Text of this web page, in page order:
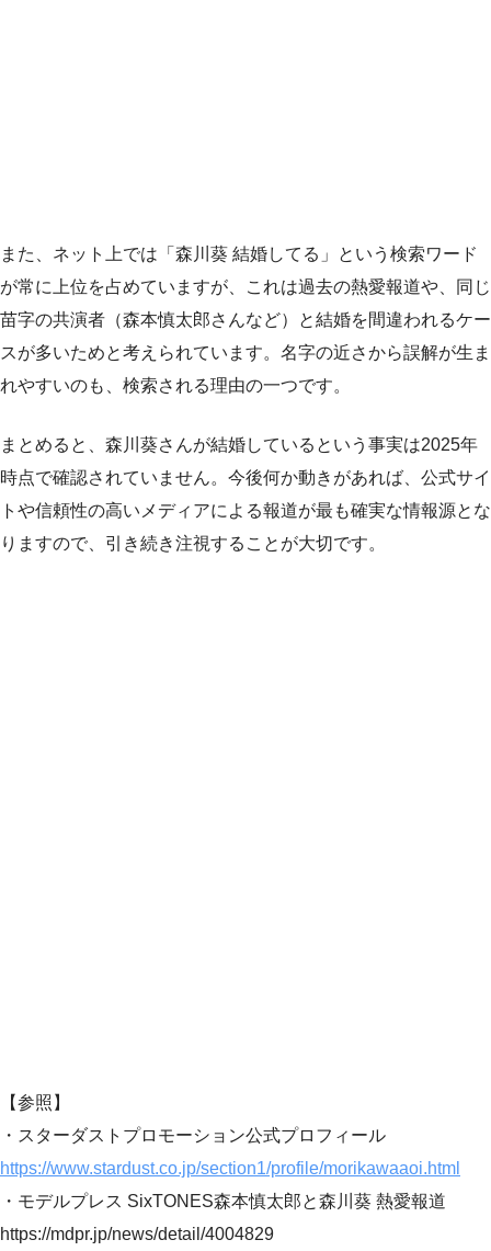
また、ネット上では「森川葵 結婚してる」という検索ワード
が常に上位を占めていますが、これは過去の熱愛報道や、同じ
苗字の共演者（森本慎太郎さんなど）と結婚を間違われるケー
スが多いためと考えられています。名字の近さから誤解が生ま
れやすいのも、検索される理由の一つです。
まとめると、森川葵さんが結婚しているという事実は2025年
時点で確認されていません。今後何か動きがあれば、公式サイ
トや信頼性の高いメディアによる報道が最も確実な情報源とな
りますので、引き続き注視することが大切です。
【参照】
・スターダストプロモーション公式プロフィール
https://www.stardust.co.jp/section1/profile/morikawaaoi.html
・モデルプレス SixTONES森本慎太郎と森川葵 熱愛報道
https://mdpr.jp/news/detail/4004829